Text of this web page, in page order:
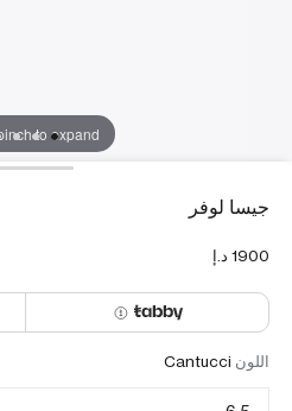
to expand
جيسا لوفر
اللون Cantucci